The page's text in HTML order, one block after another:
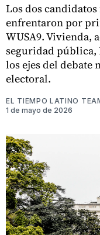
Los dos
enfrentaron por
WUSA9. Vivienda,
seguridad pública,
los ejes del debate
electoral.
EL TIEMPO LATINO
1 de mayo de 2026